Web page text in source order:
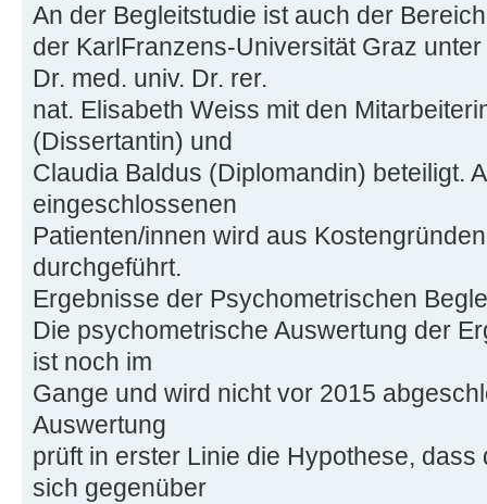
An der Begleitstudie ist auch der
der KarlFranzens-Universität Graz
Dr. med. univ. Dr. rer.
nat. Elisabeth Weiss mit den
(Dissertantin) und
Claudia Baldus (Diplomandin) beteiligt.
eingeschlossenen
Patienten/innen wird aus
durchgeführt.
Ergebnisse der Psychometrischen
Die psychometrische Auswertung der
ist noch im
Gange und wird nicht vor 2015
Auswertung
prüft in erster Linie die Hypothese,
sich gegenüber